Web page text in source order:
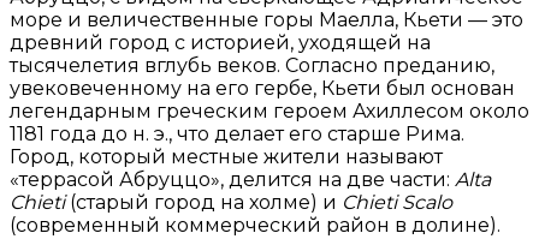
море и величественные горы Маелла, Кьети — это
древний город с историей, уходящей на
тысячелетия вглубь веков. Согласно преданию,
увековеченному на его гербе, Кьети был основан
легендарным греческим героем Ахиллесом около
1181 года до н. э., что делает его старше Рима.
Город, который местные жители называют
«террасой Абруццо», делится на две части: Alta
Chieti(старый город на холме) и Chieti Scalo
(современный коммерческий район в долине).